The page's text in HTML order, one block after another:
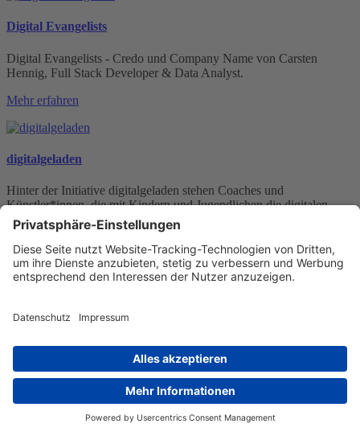
Digital Evangelists
Digital Evangelists - Credo und Company Name von Carsten
Hennig, Full Stack Developer & Data Analyst.
Mehr erfahren
digitalgeladen
Hinter der Initiative digitalgeladen stehen Coaches und
Künstler*innen, die mit Kindern und Jugendlichen die digitalen
Werkzeuge auf sehr kreative Weise entdecken.
Mehr erfahren
gemeinnützige Unternehmung. Unser Ziel ist es, Armut mit Bildung
zu bekämpfen. Dies tun wir durch die konkrete Umsetzung
handwerklicher, naturwissenschaftlicher und technischer
Bildungsprogramme für benachteiligte Bevölkerungsgruppen.